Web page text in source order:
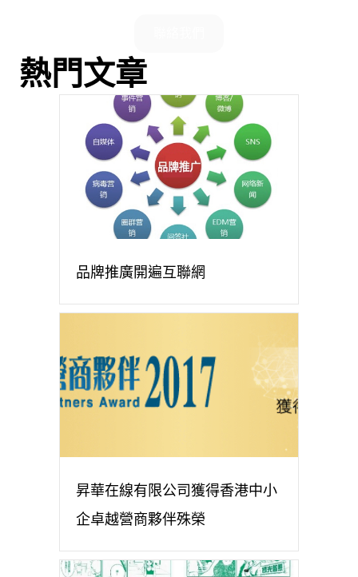
熱門文章
品牌推廣開遍互聯網
昇華在線有限公司獲得香港中小
企卓越營商夥伴殊榮